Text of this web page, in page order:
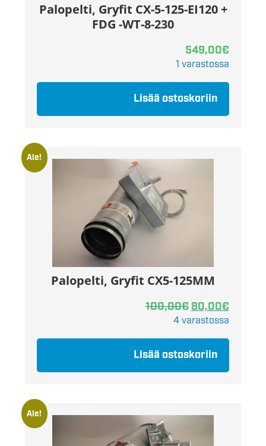
Palopelti, Gryfit CX-5-125-EI120 +
FDG -WT-8-230
549,00€
1 varastossa
Lisää ostoskoriin
Ale!
Palopelti, Gryfit CX5-125MM
100,00€ 80,00€
4 varastossa
Lisää ostoskoriin
Ale!